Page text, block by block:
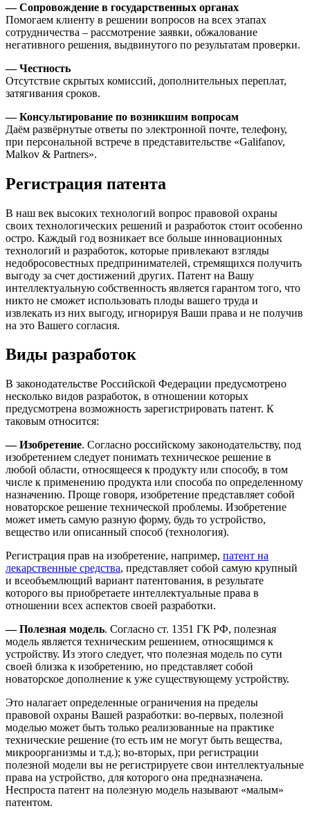
— Сопровождение в государственных органах
Помогаем клиенту в решении вопросов на всех этапах
сотрудничества – рассмотрение заявки, обжалование
негативного решения, выдвинутого по результатам проверки.
— Честность
Отсутствие скрытых комиссий, дополнительных переплат,
затягивания сроков.
— Консультирование по возникшим вопросам
Даём развёрнутые ответы по электронной почте, телефону,
при персональной встрече в представительстве «Galifanov,
Malkov & Partners».
Регистрация патента
В наш век высоких технологий вопрос правовой охраны
своих технологических решений и разработок стоит особенно
остро. Каждый год возникает все больше инновационных
технологий и разработок, которые привлекают взгляды
недобросовестных предпринимателей, стремящихся получить
выгоду за счет достижений других. Патент на Вашу
интеллектуальную собственность является гарантом того, что
никто не сможет использовать плоды вашего труда и
извлекать из них выгоду, игнорируя Ваши права и не получив
на это Вашего согласия.
Виды разработок
В законодательстве Российской Федерации предусмотрено
несколько видов разработок, в отношении которых
предусмотрена возможность зарегистрировать патент. К
таковым относится:
— Изобретение. Согласно российскому законодательству, под
изобретением следует понимать техническое решение в
любой области, относящееся к продукту или способу, в том
числе к применению продукта или способа по определенному
назначению. Проще говоря, изобретение представляет собой
новаторское решение технической проблемы. Изобретение
может иметь самую разную форму, будь то устройство,
вещество или описанный способ (технология).
Регистрация прав на изобретение, например, патент на
лекарственные средства, представляет собой самую крупный
и всеобъемлющий вариант патентования, в результате
которого вы приобретаете интеллектуальные права в
отношении всех аспектов своей разработки.
— Полезная модель. Согласно ст. 1351 ГК РФ, полезная
модель является техническим решением, относящимся к
устройству. Из этого следует, что полезная модель по сути
своей близка к изобретению, но представляет собой
новаторское дополнение к уже существующему устройству.
Это налагает определенные ограничения на пределы
правовой охраны Вашей разработки: во-первых, полезной
моделью может быть только реализованные на практике
технические решение (то есть им не могут быть вещества,
микроорганизмы и т.д.); во-вторых, при регистрации
полезной модели вы не регистрируете свои интеллектуальные
права на устройство, для которого она предназначена.
Неспроста патент на полезную модель называют «малым»
патентом.